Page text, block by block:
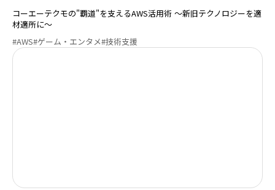
コーエーテクモの"覇道"を支えるAWS活用術 〜新旧テクノロジーを適
材適所に〜
#AWS#ゲーム・エンタメ#技術支援